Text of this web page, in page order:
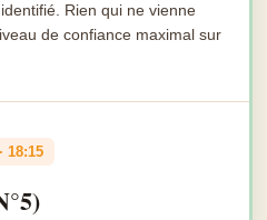
Rien qui ne vienne
de confiance maximal sur
18:15